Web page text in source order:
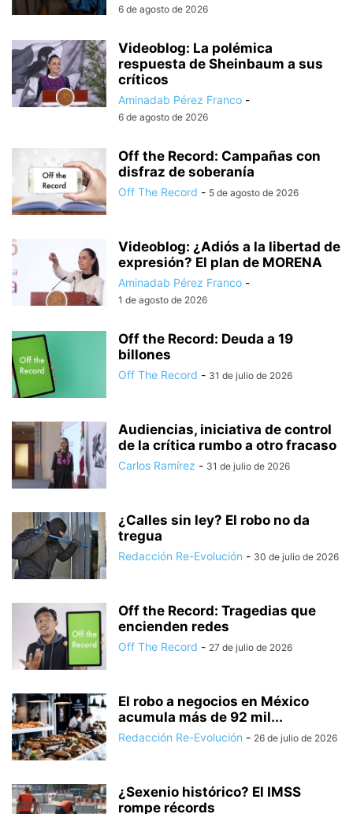
6 de agosto de 2026
Videoblog: La polémica
respuesta de Sheinbaum a sus
críticos
Aminadab Pérez Franco -
6 de agosto de 2026
Off the Record: Campañas con
disfraz de soberanía
Off The Record - 5 de agosto de 2026
Videoblog: ¿Adiós a la libertad de
expresión? El plan de MORENA
Aminadab Pérez Franco -
1 de agosto de 2026
Off the Record: Deuda a 19
billones
Off The Record - 31 de julio de 2026
Audiencias, iniciativa de control
de la crítica rumbo a otro fracaso
Carlos Ramírez - 31 de julio de 2026
¿Calles sin ley? El robo no da
tregua
Redacción Re-Evolución - 30 de julio de 2026
Off the Record: Tragedias que
encienden redes
Off The Record - 27 de julio de 2026
El robo a negocios en México
acumula más de 92 mil...
Redacción Re-Evolución - 26 de julio de 2026
¿Sexenio histórico? El IMSS
rompe récords